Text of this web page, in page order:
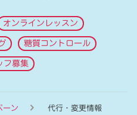
オンラインレッスン
糖質コントロール
フ募集
ーン 代行・変更情報